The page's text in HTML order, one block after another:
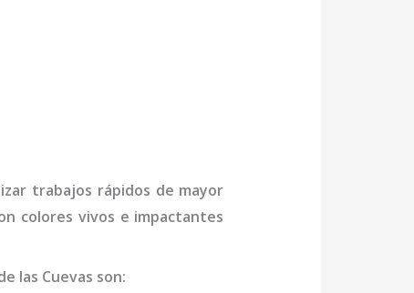
trabajos rápidos de mayor
colores vivos e impactantes
las Cuevas son: